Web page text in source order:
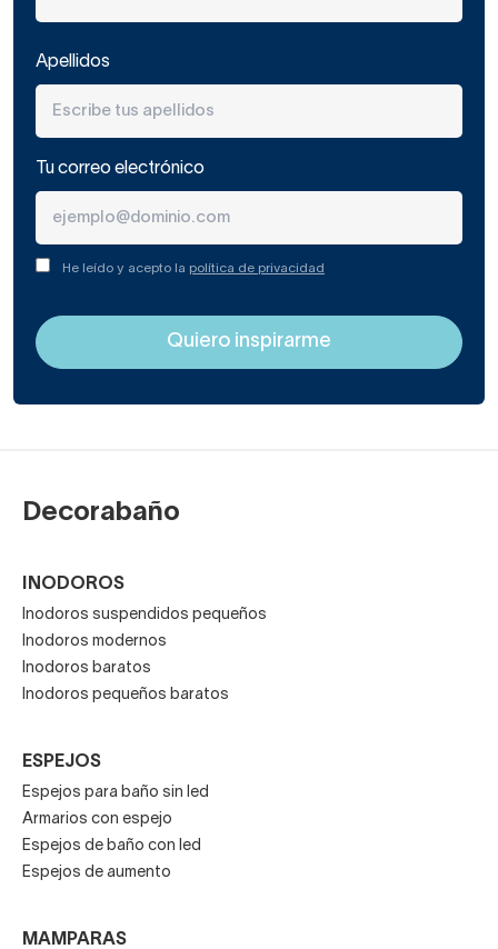
Apellidos
Tu correo electrónico
He leído y acepto la política de privacidad
Decorabaño
INODOROS
Inodoros suspendidos pequeños
Inodoros modernos
Inodoros baratos
Inodoros pequeños baratos
ESPEJOS
Espejos para baño sin led
Armarios con espejo
Espejos de baño con led
Espejos de aumento
MAMPARAS